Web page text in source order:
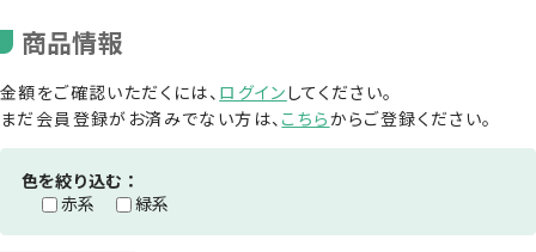
商品情報
金額をご確認いただくには、 ログイン してください。
まだ会員登録がお済みでない方は、 こちらからご登録ください。
色を絞り込む：
赤系
緑系